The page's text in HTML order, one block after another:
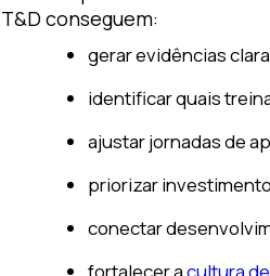
T&D conseguem:
gerar evidências
identificar quais
ajustar jornadas de
priorizar
conectar